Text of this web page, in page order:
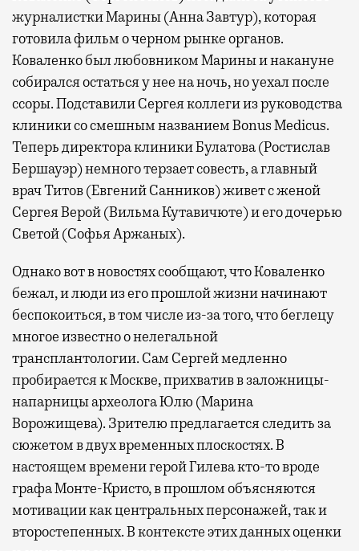
журналистки Марины (Анна Завтур), которая
готовила фильм о черном рынке органов.
Коваленко был любовником Марины и накануне
собирался остаться у нее на ночь, но уехал после
ссоры. Подставили Сергея коллеги из руководства
клиники со смешным названием Bonus Medicus.
Теперь директора клиники Булатова (Ростислав
Бершауэр) немного терзает совесть, а главный
врач Титов (Евгений Санников) живет с женой
Сергея Верой (Вильма Кутавичюте) и его дочерью
Светой (Софья Аржаных).
Однако вот в новостях сообщают, что Коваленко
бежал, и люди из его прошлой жизни начинают
беспокоиться, в том числе из-за того, что беглецу
многое известно о нелегальной
трансплантологии. Сам Сергей медленно
пробирается к Москве, прихватив в заложницы-
напарницы археолога Юлю (Марина
Ворожищева). Зрителю предлагается следить за
сюжетом в двух временных плоскостях. В
настоящем времени герой Гилева кто-то вроде
графа Монте-Кристо, в прошлом объясняются
мотивации как центральных персонажей, так и
второстепенных. В контексте этих данных оценки